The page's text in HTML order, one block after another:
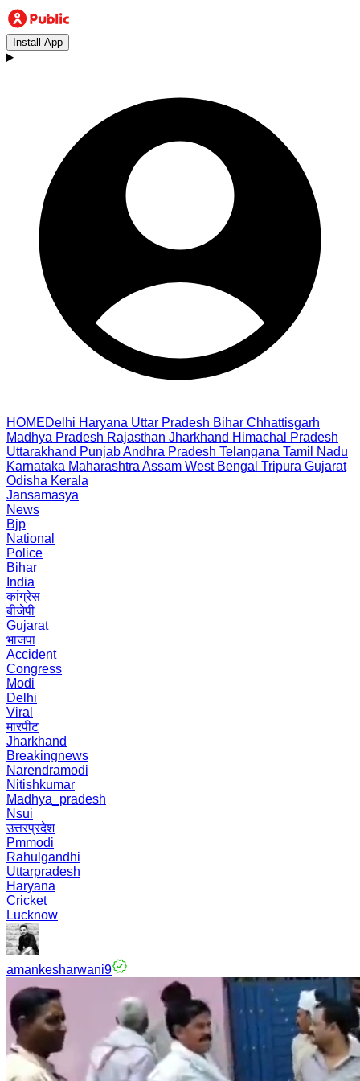
Install App
HOMEDelhi Haryana Uttar Pradesh Bihar Chhattisgarh
Madhya Pradesh Rajasthan Jharkhand Himachal Pradesh
Uttarakhand PunjabAndhra Pradesh Telangana Tamil Nadu
Karnataka Maharashtra Assam West Bengal Tripura Gujarat
Odisha Kerala
Jansamasya
News
Bjp
National
Police
Bihar
India
कांग्रेस
बीजेपी
Gujarat
भाजपा
Accident
Congress
Modi
Delhi
Viral
मारपीट
Jharkhand
Breakingnews
Narendramodi
Nitishkumar
Madhya_pradesh
Nsui
उत्तरप्रदेश
Pmmodi
Rahulgandhi
Uttarpradesh
Haryana
Cricket
Lucknow
amankesharwani9